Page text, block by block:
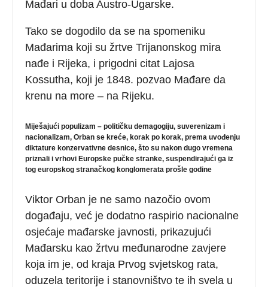
Mađari u doba Austro-Ugarske.
Tako se dogodilo da se na spomeniku
Mađarima koji su žrtve Trijanonskog mira
nađe i Rijeka, i prigodni citat Lajosa
Kossutha, koji je 1848. pozvao Mađare da
krenu na more – na Rijeku.
Miješajući populizam – političku demagogiju, suverenizam i
nacionalizam, Orban se kreće, korak po korak, prema uvođenju
diktature konzervativne desnice, što su nakon dugo vremena
priznali i vrhovi Europske pučke stranke, suspendirajući ga iz
tog europskog stranačkog konglomerata prošle godine
Viktor Orban je ne samo nazočio ovom
događaju, već je dodatno raspirio nacionalne
osjećaje mađarske javnosti, prikazujući
Mađarsku kao žrtvu međunarodne zavjere
koja im je, od kraja Prvog svjetskog rata,
oduzela teritorije i stanovništvo te ih svela u